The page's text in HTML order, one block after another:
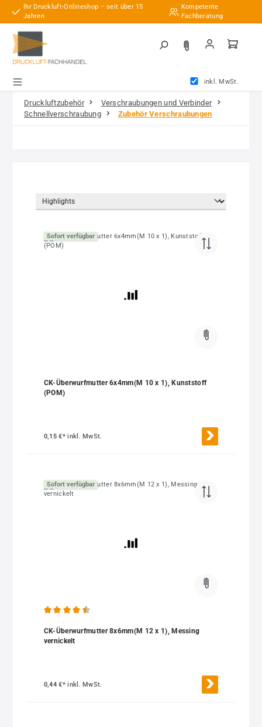
Zum Hauptinhalt springen
Ihr Druckluft-Onlineshop – seit über 15
Jahren
Kompetente
Fachberatung
inkl. MwSt.
Druckluftzubehör
Verschraubungen und Verbinder
Schnellverschraubung
Zubehör Verschraubungen
Sofort verfügbar
CK-Überwurfmutter 6x4mm(M 10 x 1), Kunststoff
(POM)
0,15 €*inkl. MwSt.
Sofort verfügbar
CK-Überwurfmutter 8x6mm(M 12 x 1), Messing
vernickelt
0,44 €*inkl. MwSt.